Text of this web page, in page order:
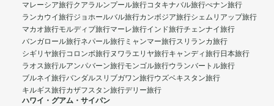
マレーシア旅行クアラルンプール旅行コタキナバル旅行ぺナン旅行
ランカウイ旅行ジョホールバル旅行カンボジア旅行シェムリアップ旅行
マカオ旅行モルディブ旅行マーレ旅行インド旅行チェンナイ旅行
バンガロール旅行ネパール旅行 ミャンマー旅行スリランカ旅行
シギリヤ旅行コロンボ旅行ヌワラエリヤ旅行キャンディ旅行日本旅行
ラオス旅行ルアンパバーン旅行モンゴル旅行ウランバートル旅行
ブルネイ旅行バンダルスリブガワン旅行ウズベキスタン旅行
キルギス旅行カザフスタン旅行デリー旅行
ハワイ・グアム・サイパン